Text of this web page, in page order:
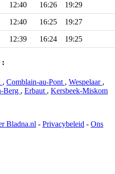
12:40 16:26 19:29
12:40 16:25 19:27
12:39 16:24 19:25
:
, Comblain-au-Pont , Wespelaar ,
Berg , Erbaut , Kersbeek-Miskom
Bladna.nl - Privacybeleid - Ons